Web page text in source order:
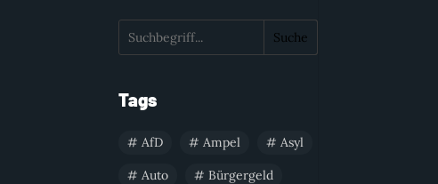
Suche
Tags
AfD Ampel Asyl
Auto Bürgergeld